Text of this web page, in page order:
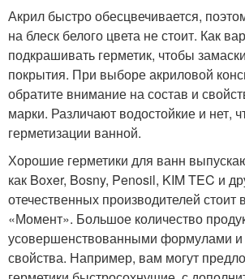
Акрил быстро обесцвечивается,
на блеск белого цвета не стоит. Как
подкрашивать герметик, чтобы
покрытия. При выборе акриловой
обратите внимание на состав и
марки. Различают водостойкие и нет,
герметизации ванной.
Хорошие герметики для ванн
как Boxer, Bosny, Penosil, KIM TEC и
отечественных производителей стоит
«Момент». Большое количество
усовершенствованными формулами
свойства. Например, вам могут